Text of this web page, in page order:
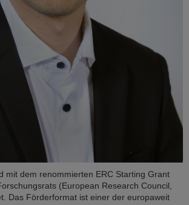
mit dem renommierten ERC Starting Grant
(European Research Council,
Das Förderformat ist einer der europaweit